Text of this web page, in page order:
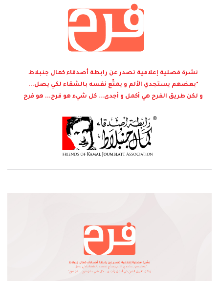
نشرة فصلية إعلامية تصدر عن رابطة أصدقاء كمال جنبلاط
"بعضهم يستجدي الألم و يمتّع نفسه بالشقاء لكي يصل...
و لكن طريق الفرح هي أكمل و أجدى... كل شيء هو فرح... هو فرح